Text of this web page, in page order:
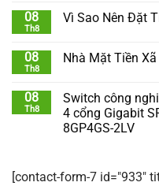
08
Th8
Vì Sao Nên Đặt
08
Th8
Nhà Mặt Tiền
08
Th8
Switch công
4 cổng Gigabit
8GP4GS-2LV
[contact-form-7 id="933"